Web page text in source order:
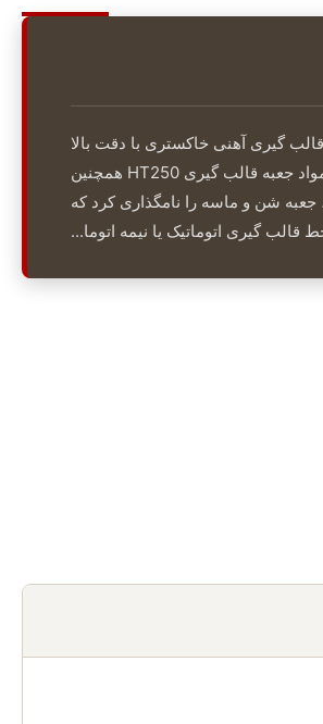
گیری آهنی خاکستری با دقت بالا
GG25 برای خط قالب گیری فلاسک شده خودکار مواد جعبه قالب گیری HT250 همچنین
شن و ماسه را نامگذاری کرد که
قالب گیری اتوماتیک یا نیمه اتوما...